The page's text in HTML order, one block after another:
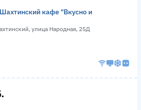
кафе "Вкусно и
улица Народная, 25Д